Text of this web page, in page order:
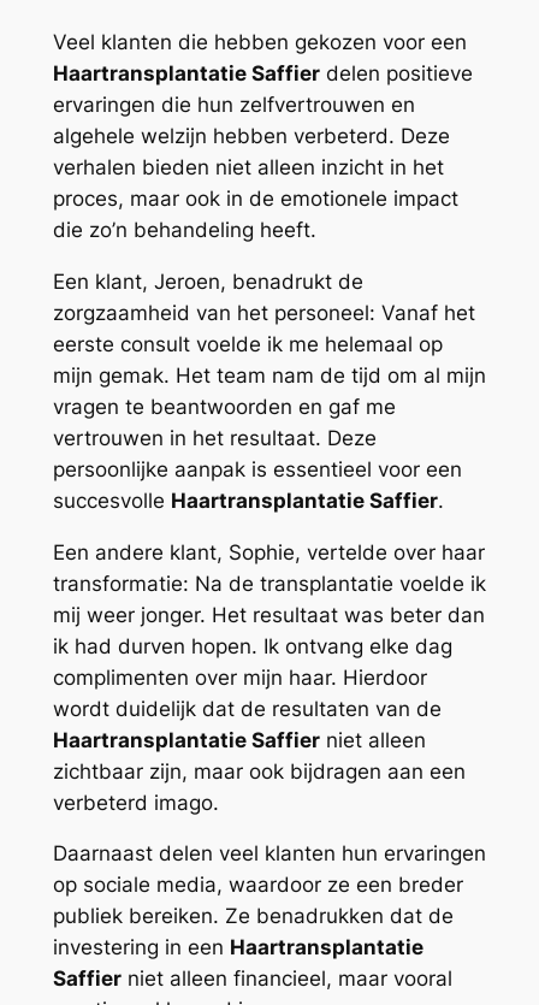
Veel klanten die hebben gekozen voor een
Haartransplantatie Saffierdelen positieve
ervaringen die hun zelfvertrouwen en
algehele welzijn hebben verbeterd. Deze
verhalen bieden niet alleen inzicht in het
proces, maar ook in de emotionele impact
die zo’n behandeling heeft.
Een klant, Jeroen, benadrukt de
zorgzaamheid van het personeel: Vanaf het
eerste consult voelde ik me helemaal op
mijn gemak. Het team nam de tijd om al mijn
vragen te beantwoorden en gaf me
vertrouwen in het resultaat. Deze
persoonlijke aanpak is essentieel voor een
succesvolle Haartransplantatie Saffier.
Een andere klant, Sophie, vertelde over haar
transformatie: Na de transplantatie voelde ik
mij weer jonger. Het resultaat was beter dan
ik had durven hopen. Ik ontvang elke dag
complimenten over mijn haar. Hierdoor
wordt duidelijk dat de resultaten van de
Haartransplantatie Saffierniet alleen
zichtbaar zijn, maar ook bijdragen aan een
verbeterd imago.
Daarnaast delen veel klanten hun ervaringen
op sociale media, waardoor ze een breder
publiek bereiken. Ze benadrukken dat de
investering in een Haartransplantatie
Saffierniet alleen financieel, maar vooral